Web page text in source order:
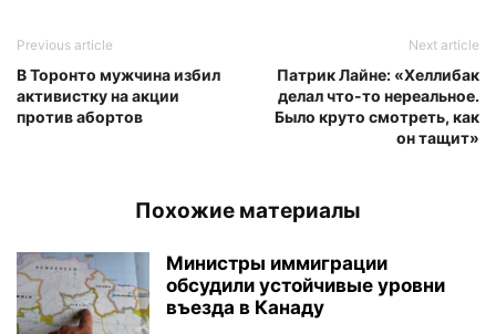
Previous article
В Торонто мужчина избил
активистку на акции
против абортов
Next article
Патрик Лайне: «Хеллибак
делал что-то нереальное.
Было круто смотреть, как
он тащит»
Похожие материалы
Министры иммиграции
обсудили устойчивые уровни
въезда в Канаду